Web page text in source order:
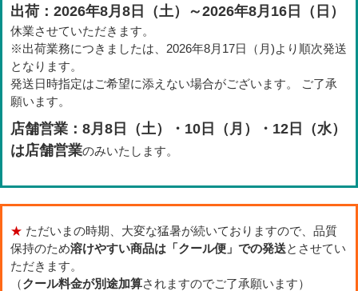
出荷：2026年8月8日（土）～2026年8月16日（日）
休業させていただきます。
※出荷業務につきましたは、2026年8月17日（月)より順次発送
となります。
発送日時指定はご希望に添えない場合がございます。 ご了承
願います。
店舗営業：8月8日（土）・10日（月）・12日（水）
は店舗営業のみいたします。
★ ただいまの時期、大変な猛暑が続いておりますので、品質
保持のため溶けやすい商品は「クール便」での発送とさせてい
ただきます。
（クール料金が別途加算されますのでご了承願います）